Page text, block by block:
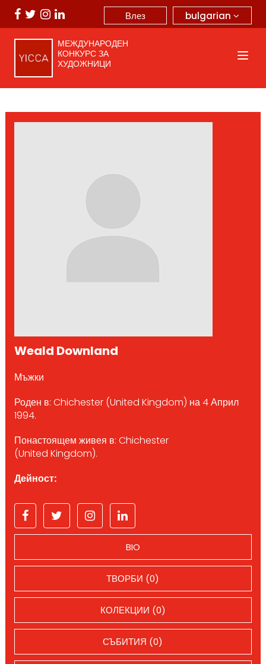
bulgarian
Влез
МЕЖДУНАРОДЕН
КОНКУРС ЗА
ХУДОЖНИЦИ
Weald Downland
Мъжки
Роден в: Chichester (United Kingdom) на 4 Април
1994.
Понастоящем живея в: Chichester
(United Kingdom).
Дейност:
BIO
ТВОРБИ (0)
КОЛЕКЦИИ (0)
СЪБИТИЯ (0)